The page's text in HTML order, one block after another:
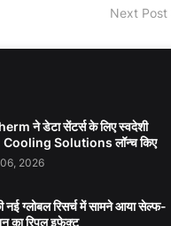
Next Post
ने डेटा सेंटर्स के लिए स्वदेशी
Solutions लॉन्च किए
2026
ग्लोबल रिसर्च में सामने आया सेल्फ-
का रिपल इफेक्ट